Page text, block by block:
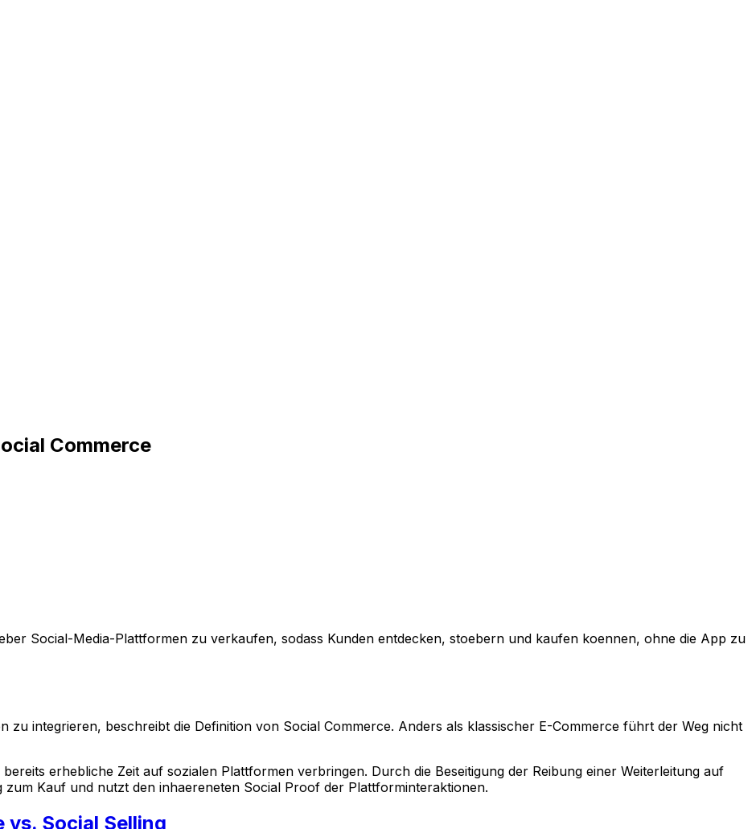
Commerce
Social-Media-Plattformen zu verkaufen, sodass Kunden entdecken, stoebern und kaufen koennen, ohne die App zu
zu integrieren, beschreibt die Definition von Social Commerce. Anders als klassischer E-Commerce führt der Weg nicht
erhebliche Zeit auf sozialen Plattformen verbringen. Durch die Beseitigung der Reibung einer Weiterleitung auf
Kauf und nutzt den inhaereneten Social Proof der Plattforminteraktionen.
vs. Social Selling